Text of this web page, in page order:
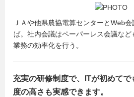
ＪＡや他県農協電算センターとWeb
ば。社内会議はペーパーレス会議な
業務の効率化を行う。
充実の研修制度で、ITが初めて
度の高さも実感できます。